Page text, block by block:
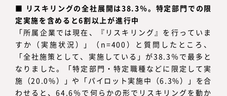
■ リスキリングの全社展開は38.3％。特定部門での限
定実施を含めると6割以上が進行中
「所属企業では現在、『リスキリング』を行っていま
すか（実施状況）」（n=400）と質問したところ、
「全社施策として、実施している」が38.3％で最多と
なりました。「特定部門・特定職種などに限定して実
施（20.0%）」や「パイロット実施中（6.3%）」を合
わせると、64.6％で何らかの形でリスキリングを動か